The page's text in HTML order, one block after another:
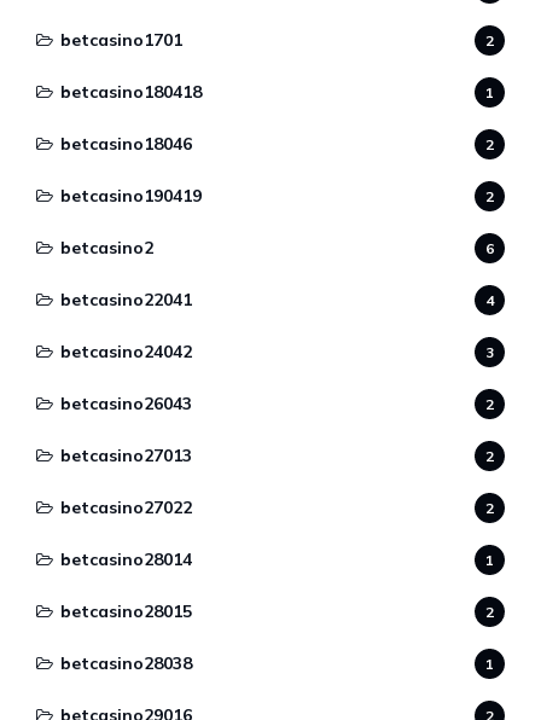
betcasino1701 2
betcasino180418 1
betcasino18046 2
betcasino190419 2
betcasino2 6
betcasino22041 4
betcasino24042 3
betcasino26043 2
betcasino27013 2
betcasino27022 2
betcasino28014 1
betcasino28015 2
betcasino28038 1
betcasino29016 2